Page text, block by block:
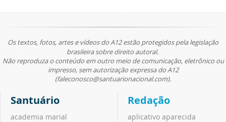
Os textos, fotos, artes e vídeos do A12 estão protegidos pela legislação
brasileira sobre direito autoral.
Não reproduza o conteúdo em outro meio de comunicação, eletrônico ou
impresso, sem autorização expressa do A12
(faleconosco@santuarionacional.com).
Santuário
academia marial
Redação
aplicativo aparecida